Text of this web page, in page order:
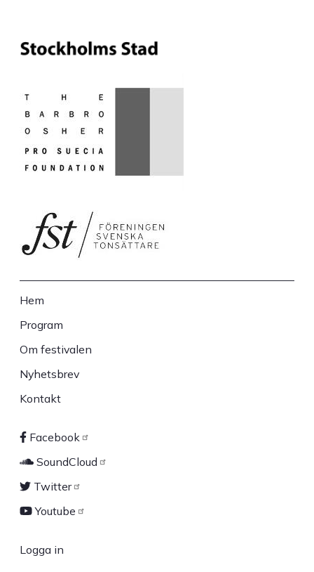
Sidfot
Hem
Program
Om festivalen
Nyhetsbrev
Kontakt
Sociala
länkar
Facebook
SoundCloud
Twitter
Youtube
Logga in